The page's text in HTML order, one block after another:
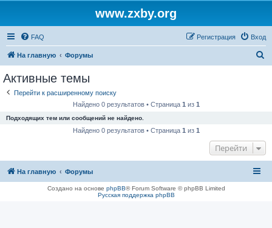
www.zxby.org
FAQ Вход
Регистрация
На главную Форумы
Активные темы
Перейти к расширенному поиску
Найдено 0 результатов • Страница 1 из 1
Подходящих тем или сообщений не найдено.
Найдено 0 результатов • Страница 1 из 1
Перейти
На главную Форумы
Создано на основе phpBB® Forum Software © phpBB Limited
Русская поддержка phpBB